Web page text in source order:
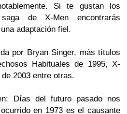
Si te gustan los
de X-Men encontrarás
adaptación fiel.
por Bryan Singer, más títulos
Habituales de 1995, X-
2003 entre otras.
Días del futuro pasado nos
en 1973 es el causante